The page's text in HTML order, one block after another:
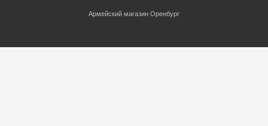
Армейский магазин Оренбург